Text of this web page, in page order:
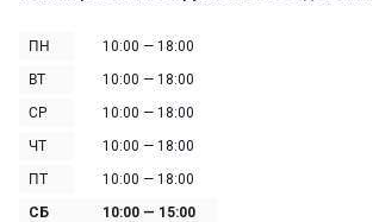
ПН
10:00 — 18:00
ВТ
10:00 — 18:00
СР
10:00 — 18:00
ЧТ
10:00 — 18:00
ПТ
10:00 — 18:00
СБ
10:00 — 15:00